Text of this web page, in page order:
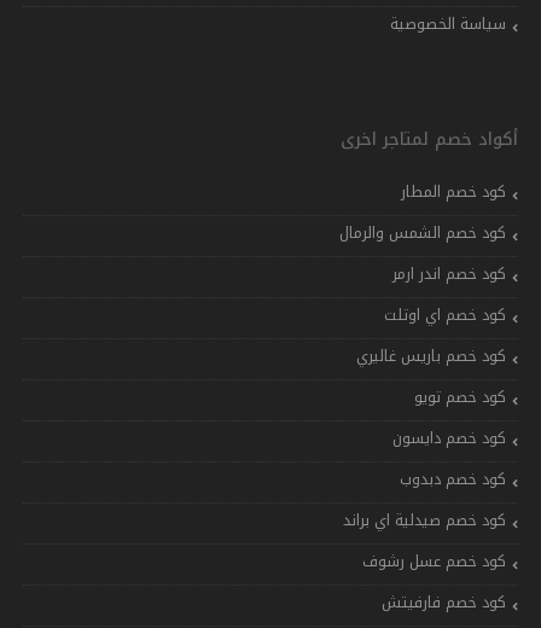
سياسة الخصوصية
أكواد خصم لمتاجر اخرى
كود خصم المطار
كود خصم الشمس والرمال
كود خصم اندر ارمر
كود خصم اي اوتلت
كود خصم باريس غاليري
كود خصم تويو
كود خصم دايسون
كود خصم دبدوب
كود خصم صيدلية اي براند
كود خصم عسل رشوف
كود خصم فارفيتش